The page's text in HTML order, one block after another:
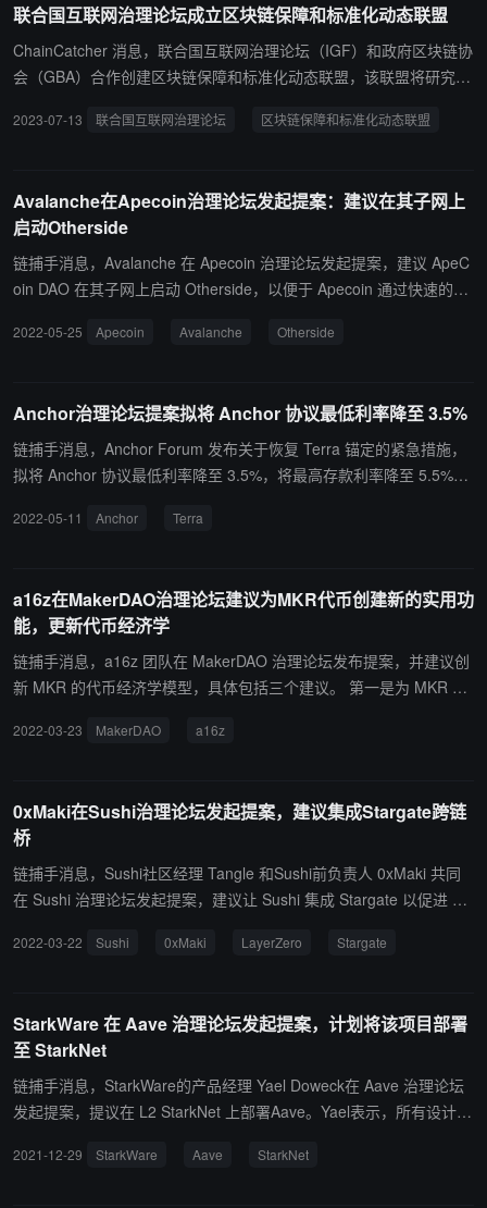
联合国互联网治理论坛成立区块链保障和标准化动态联盟
ChainCatcher 消息，联合国互联网治理论坛（IGF）和政府区块链协
会（GBA）合作创建区块链保障和标准化动态联盟，该联盟将研究区
使用或正在考虑使用区块链的不同行业提供实践和指南。 该联盟瞄准
2023-07-13 联合国互联网治理论坛 区块链保障和标准化动态联盟
Avalanche在Apecoin治理论坛发起提案：建议在其子网上
启动Otherside
链捕手消息，Avalanche 在 Apecoin 治理论坛发起提案，建议 ApeC
oin DAO 在其子网上启动 Otherside，以便于 Apecoin 通过快速的交
持 Otherside 未来的社区发展。 据此前报道，Yuga Labs 考虑将 Ap
2022-05-25 Apecoin Avalanche Otherside
Anchor治理论坛提案拟将 Anchor 协议最低利率降至 3.5%
链捕手消息，Anchor Forum 发布关于恢复 Terra 锚定的紧急措施，
拟将 Anchor 协议最低利率降至 3.5%，将最高存款利率降至 5.5%，
尽，TFL 就不必部署额外的 UST，这应该有助于阻止 depeg 死亡螺
2022-05-11 Anchor Terra
a16z在MakerDAO治理论坛建议为MKR代币创建新的实用功
能，更新代币经济学
链捕手消息，a16z 团队在 MakerDAO 治理论坛发布提案，并建议创
新 MKR 的代币经济学模型，具体包括三个建议。 第一是为 MKR 代
R 的激励措施；第二是提高选民参与度和一致性，通过代表和选民的
信用和清算风险相关的预期损失保持一致，作为 MakerDAO 的主要
保险池。 a16z 还表示，将放弃参与与该提案相关的投票，以确保没
有任何一方在治理过程中有不当影响或任何潜在的利益冲突。（来源
链接）
2022-03-23 MakerDAO a16z
0xMaki在Sushi治理论坛发起提案，建议集成Stargate跨链
桥
链捕手消息，Sushi社区经理 Tangle 和Sushi前负责人 0xMaki 共同
在 Sushi 治理论坛发起提案，建议让 Sushi 集成 Stargate 以促进 O
网络之间自由移动，将实现更好的跨多个网络建议的用户体验，这将
ero 开发，近日上线并推出 SGT 代币，目前TVL已达到 10.3 亿美
元。0xMaki 去年宣布离开 Sushiswap，并于近日宣布加入 LayerZer
o 担任首席战略顾问。（来源链接）
2022-03-22 Sushi 0xMaki LayerZero Stargate
StarkWare 在 Aave 治理论坛发起提案，计划将该项目部署
至 StarkNet
链捕手消息，StarkWare的产品经理 Yael Doweck在 Aave 治理论坛
发起提案，提议在 L2 StarkNet 上部署Aave。Yael表示，所有设计考
实际实施符合 DAO 的考虑和目标。此外，StarkWare还提议以 50/50
2021-12-29 StarkWare Aave StarkNet